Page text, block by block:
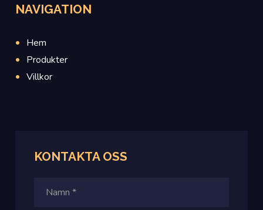
NAVIGATION
Hem
Produkter
Villkor
KONTAKTAOSS